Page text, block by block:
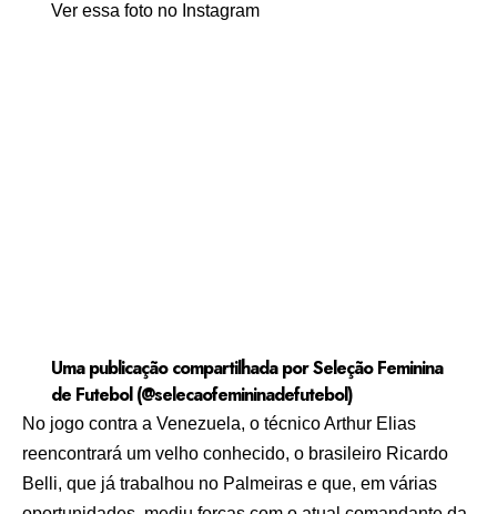
Ver essa foto no Instagram
Uma publicação compartilhada por Seleção Feminina
de Futebol (@selecaofemininadefutebol)
No jogo contra a Venezuela, o técnico Arthur Elias
reencontrará um velho conhecido, o brasileiro Ricardo
Belli, que já trabalhou no Palmeiras e que, em várias